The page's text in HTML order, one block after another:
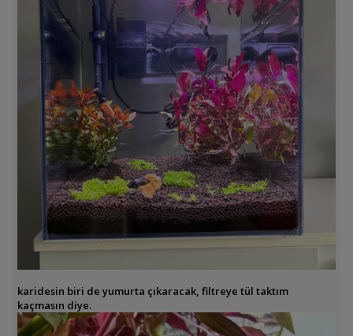
karidesin biri de yumurta çıkaracak, filtreye tül taktım
kaçmasın diye.